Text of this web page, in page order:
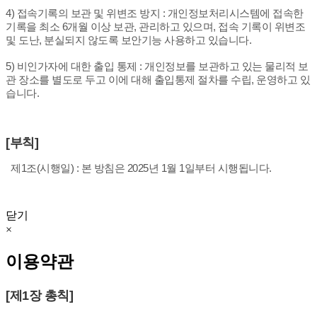
4) 접속기록의 보관 및 위변조 방지 : 개인정보처리시스템에 접속한
기록을 최소 6개월 이상 보관, 관리하고 있으며, 접속 기록이 위변조
및 도난, 분실되지 않도록 보안기능 사용하고 있습니다.
5) 비인가자에 대한 출입 통제 : 개인정보를 보관하고 있는 물리적 보
관 장소를 별도로 두고 이에 대해 출입통제 절차를 수립, 운영하고 있
습니다.
[부칙]
제1조(시행일) : 본 방침은 2025년 1월 1일부터 시행됩니다.
닫기
×
이용약관
[제1장 총칙]